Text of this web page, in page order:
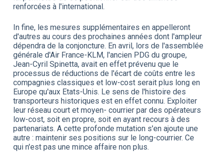
renforcées à l'international.
In fine, les mesures supplémentaires en appelleront
d'autres au cours des prochaines années dont l'ampleur
dépendra de la conjoncture. En avril, lors de l'assemblée
générale d'Air France-KLM, l'ancien PDG du groupe,
Jean-Cyril Spinetta, avait en effet prévenu que le
processus de réductions de l'écart de coûts entre les
compagnies classiques et low-cost serait plus long en
Europe qu'aux Etats-Unis. Le sens de l'histoire des
transporteurs historiques est en effet connu. Exploiter
leur réseau court et moyen- courrier par des opérateurs
low-cost, soit en propre, soit en ayant recours à des
partenariats. A cette profonde mutation s'en ajoute une
autre : maintenir ses positions sur le long-courrier. Ce
qui n'est pas une mince affaire non plus.